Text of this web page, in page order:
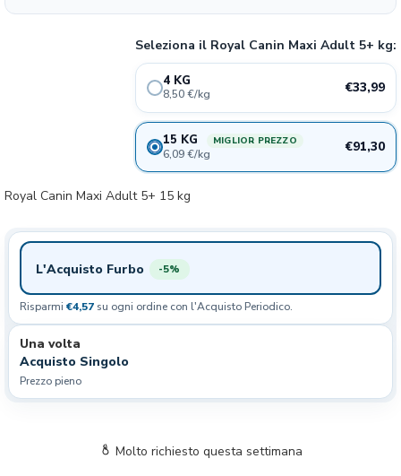
Seleziona il Royal Canin Maxi Adult 5+ kg:
4 KG
8,50 €/kg €33,99
15 KG MIGLIOR PREZZO
6,09 €/kg €91,30
4 KG 24% 33.99€
6.09
€/KG
Royal Canin Maxi Adult 5+ 15 kg
L'Acquisto Furbo -5%
Risparmi €4,57 su ogni ordine con l'Acquisto Periodico.
Una volta
Acquisto Singolo
Prezzo pieno
Molto richiesto questa settimana